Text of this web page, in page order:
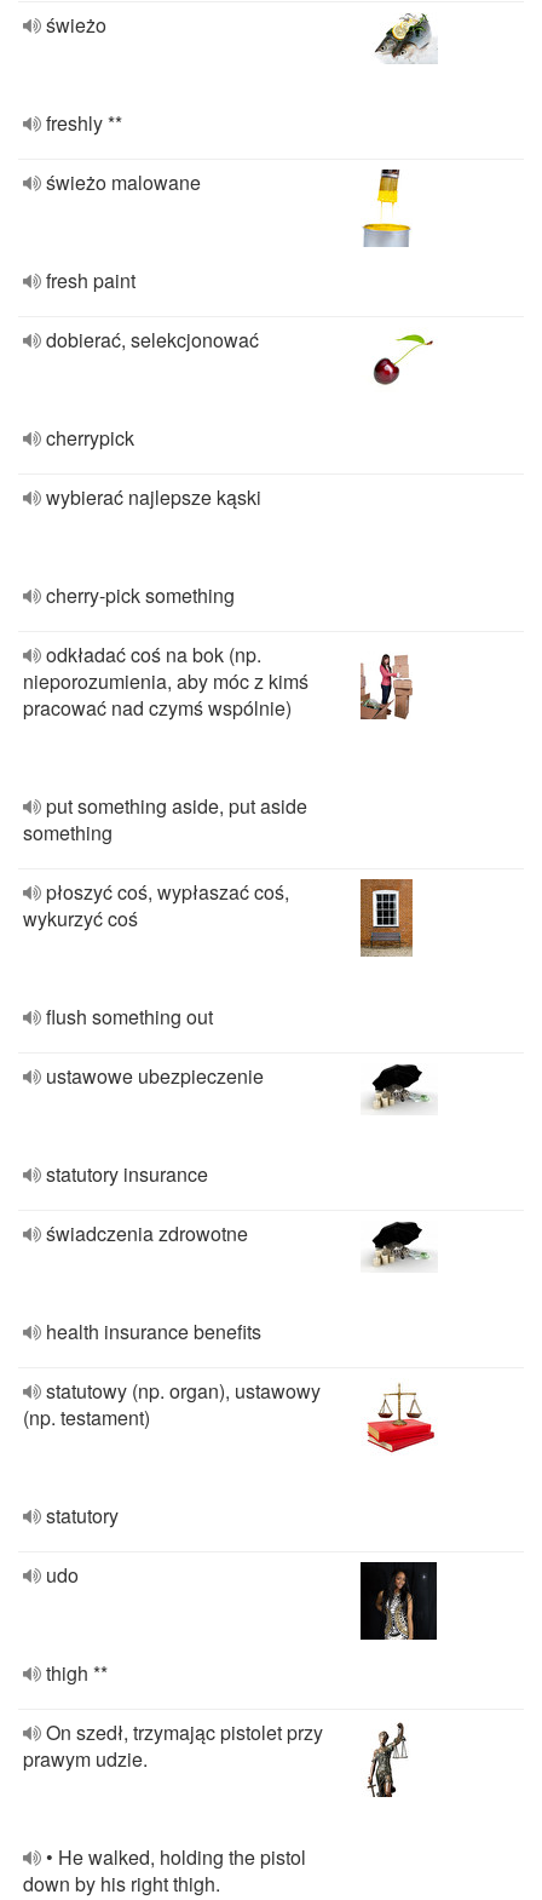
świeżo
freshly **
świeżo malowane
fresh paint
dobierać, selekcjonować
cherrypick
wybierać najlepsze kąski
cherry-pick something
odkładać coś na bok (np.
nieporozumienia, aby móc z kimś
pracować nad czymś wspólnie)
put something aside, put aside
something
płoszyć coś, wypłaszać coś,
wykurzyć coś
flush something out
ustawowe ubezpieczenie
statutory insurance
świadczenia zdrowotne
health insurance benefits
statutowy (np. organ), ustawowy
(np. testament)
statutory
udo
thigh **
On szedł, trzymając pistolet przy
prawym udzie.
• He walked, holding the pistol
down by his right thigh.